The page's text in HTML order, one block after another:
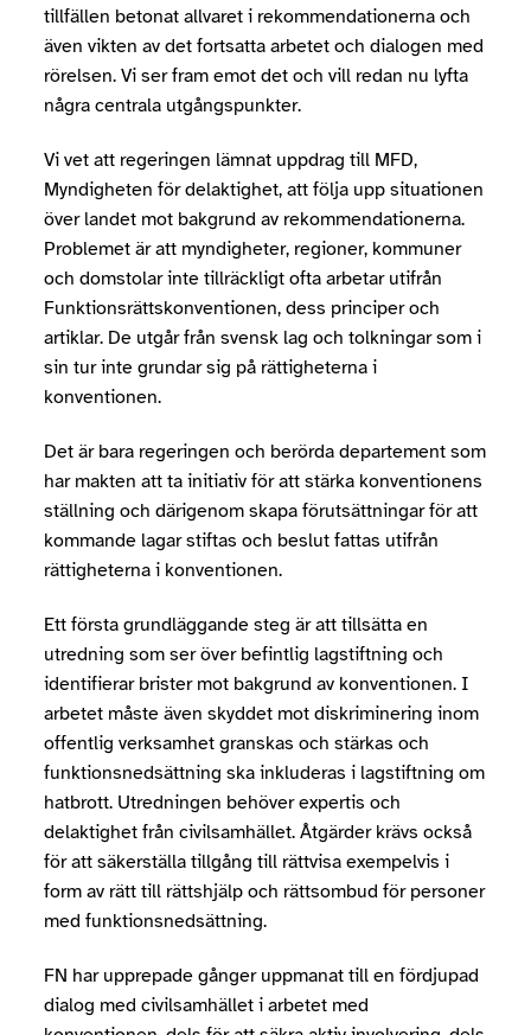
tillfällen betonat allvaret i rekommendationerna och
även vikten av det fortsatta arbetet och dialogen med
rörelsen. Vi ser fram emot det och vill redan nu lyfta
några centrala utgångspunkter.
Vi vet att regeringen lämnat uppdrag till MFD,
Myndigheten för delaktighet, att följa upp situationen
över landet mot bakgrund av rekommendationerna.
Problemet är att myndigheter, regioner, kommuner
och domstolar inte tillräckligt ofta arbetar utifrån
Funktionsrättskonventionen, dess principer och
artiklar. De utgår från svensk lag och tolkningar som i
sin tur inte grundar sig på rättigheterna i
konventionen.
Det är bara regeringen och berörda departement som
har makten att ta initiativ för att stärka konventionens
ställning och därigenom skapa förutsättningar för att
kommande lagar stiftas och beslut fattas utifrån
rättigheterna i konventionen.
Ett första grundläggande steg är att tillsätta en
utredning som ser över befintlig lagstiftning och
identifierar brister mot bakgrund av konventionen. I
arbetet måste även skyddet mot diskriminering inom
offentlig verksamhet granskas och stärkas och
funktionsnedsättning ska inkluderas i lagstiftning om
hatbrott. Utredningen behöver expertis och
delaktighet från civilsamhället. Åtgärder krävs också
för att säkerställa tillgång till rättvisa exempelvis i
form av rätt till rättshjälp och rättsombud för personer
med funktionsnedsättning.
FN har upprepade gånger uppmanat till en fördjupad
dialog med civilsamhället i arbetet med